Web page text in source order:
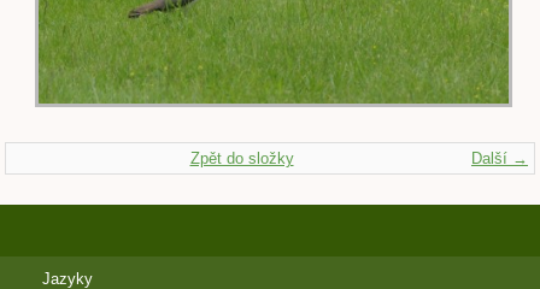
Další →
Zpět do složky
Jazyky